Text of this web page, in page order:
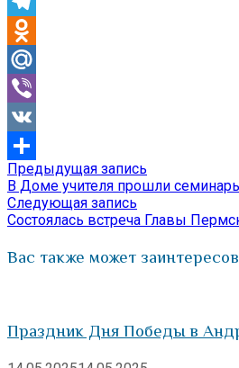
Telegram
Odnoklassniki
Mail.Ru
Viber
VK
Отправить
Навигация
по
записям
Предыдущая запись
запись:
В Доме учителя прошли
Следующая запись
запись:
Состоялась встреча Главы
Вас также может
Праздник Дня Победы в